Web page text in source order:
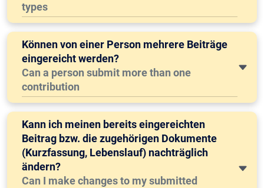
types
Können von einer Person mehrere Beiträge
eingereicht werden?
Can a person submit more than one
contribution
Kann ich meinen bereits eingereichten
Beitrag bzw. die zugehörigen Dokumente
(Kurzfassung, Lebenslauf) nachträglich
ändern?
Can I make changes to my submitted